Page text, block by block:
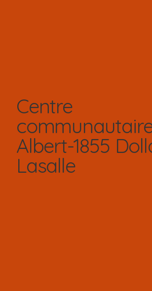
Centre
Albert-1855
Lasalle